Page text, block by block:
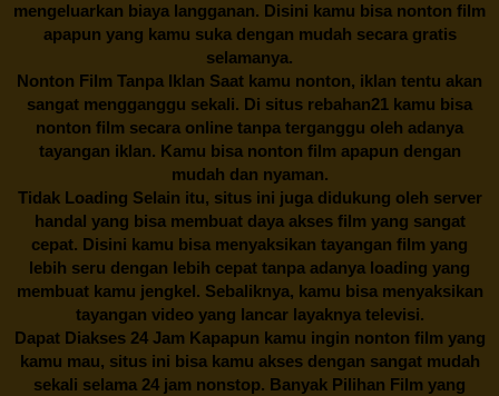
mengeluarkan biaya langganan. Disini kamu bisa nonton film
apapun yang kamu suka dengan mudah secara gratis
selamanya.
Nonton Film Tanpa Iklan Saat kamu nonton, iklan tentu akan
sangat mengganggu sekali. Di situs rebahan21 kamu bisa
nonton film secara online tanpa terganggu oleh adanya
tayangan iklan. Kamu bisa nonton film apapun dengan
mudah dan nyaman.
Tidak Loading Selain itu, situs ini juga didukung oleh server
handal yang bisa membuat daya akses film yang sangat
cepat. Disini kamu bisa menyaksikan tayangan film yang
lebih seru dengan lebih cepat tanpa adanya loading yang
membuat kamu jengkel. Sebaliknya, kamu bisa menyaksikan
tayangan video yang lancar layaknya televisi.
Dapat Diakses 24 Jam Kapapun kamu ingin nonton film yang
kamu mau, situs ini bisa kamu akses dengan sangat mudah
sekali selama 24 jam nonstop. Banyak Pilihan Film yang